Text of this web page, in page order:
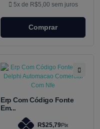
5x de R$5,00 sem juros
Comprar
Erp Com Código Fonte
Em...
R$25,79Pix